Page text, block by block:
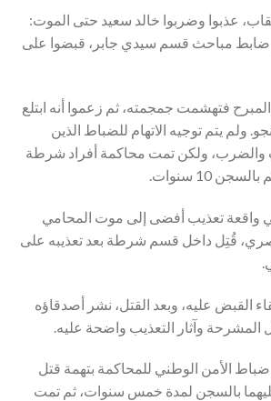
عذبوا وضربوا خالد سعيد حتى الموت:
ضابط مباحث قسم سيدي جابر، قبضوا على
المبرح فتهشمت جمجمته، ثم زعموا أنه ابتلع
ولم يتم توجيه الاتهام للضباط الذين
والضرب، ولكن تمت محاكمة أفراد شرطة
10 سنوات.
واقعة تعذيب أفضى إلى موت المحامي
قُتِل داخل قسم شرطة بعد تعذيبه على
القبض عليه، وبعد القتل، نشر أصدقاؤه
وآثار التعذيب واضحة عليه.
الأمن الوطني للمحاكمة بتهمة قتل
بالسجن لمدة خمس سنوات، ثم تمت